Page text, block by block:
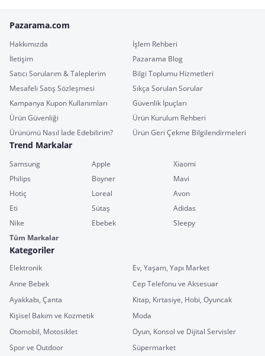
Pazarama.com
Hakkımızda
İşlem Rehberi
İletişim
Pazarama Blog
Satıcı Sorularım & Taleplerim
Bilgi Toplumu Hizmetleri
Mesafeli Satış Sözleşmesi
Sıkça Sorulan Sorular
Kampanya Kupon Kullanımları
Güvenlik İpuçları
Ürün Güvenliği
Ürün Kurulum Rehberi
Ürünümü Nasıl İade Edebilirim?
Ürün Geri Çekme Bilgilendirmeleri
Trend Markalar
Samsung Apple
Xiaomi
Philips
Boyner
Mavi
Hotiç
Loreal
Avon
Eti
Sütaş
Adidas
Nike
Ebebek
Sleepy
Tüm Markalar
Kategoriler
Elektronik
Ev, Yaşam, Yapı Market
Anne Bebek
Cep Telefonu ve Aksesuar
Ayakkabı, Çanta
Kitap, Kırtasiye, Hobi, Oyuncak
Kişisel Bakım ve Kozmetik
Moda
Otomobil, Motosiklet
Oyun, Konsol ve Dijital Servisler
Spor ve Outdoor
Süpermarket